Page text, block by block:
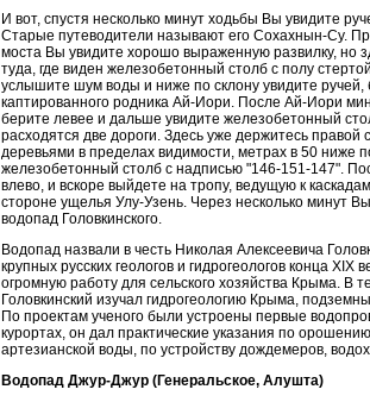
И вот, спустя несколько минут ходьбы Вы увидите
Старые путеводители называют его Сохахнын-Су.
моста Вы увидите хорошо выраженную развилку, но
туда, где виден железобетонный столб с полу
услышите шум воды и ниже по склону увидите
каптированного родника Ай-Иори. После Ай-Иори
берите левее и дальше увидите железобетонный
расходятся две дороги. Здесь уже держитесь правой
деревьями в пределах видимости, метрах в 50 ниже
железобетонный столб с надписью "146-151-147".
влево, и вскоре выйдете на тропу, ведущую к
стороне ущелья Улу-Узень. Через несколько минут
водопад Головкинского.
Водопад назвали в честь Николая Алексеевича
крупных русских геологов и гидрогеологов конца XIX
огромную работу для сельского хозяйства Крыма. В
Головкинский изучал гидрогеологию Крыма,
По проектам ученого были устроены первые
курортах, он дал практические указания по
артезианской воды, по устройству дождемеров,
Водопад Джур-Джур (Генеральское, Алушта)